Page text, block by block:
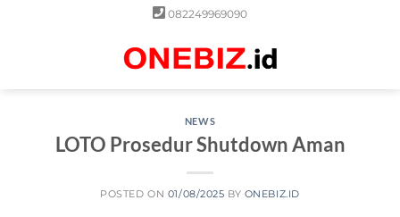
082249969090
NEWS
LOTO Prosedur Shutdown Aman
POSTED ON 01/08/2025 BY ONEBIZ.ID